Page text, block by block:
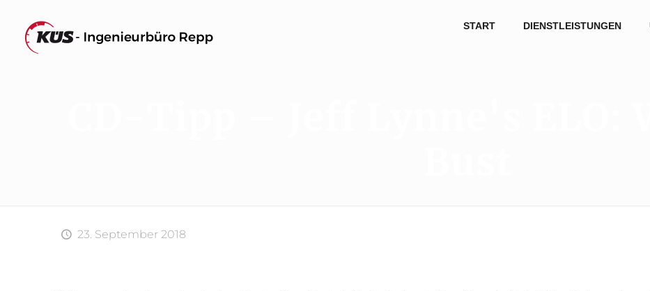
START DIENSTLEISTUNGEN
23. September 2018